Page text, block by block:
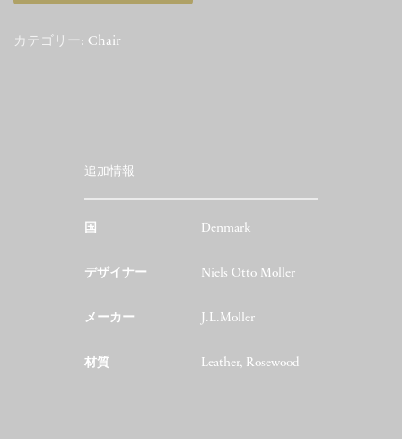
カテゴリー: Chair
追加情報
国 Denmark
デザイナー Niels Otto Moller
メーカー J.L.Moller
材質 Leather, Rosewood